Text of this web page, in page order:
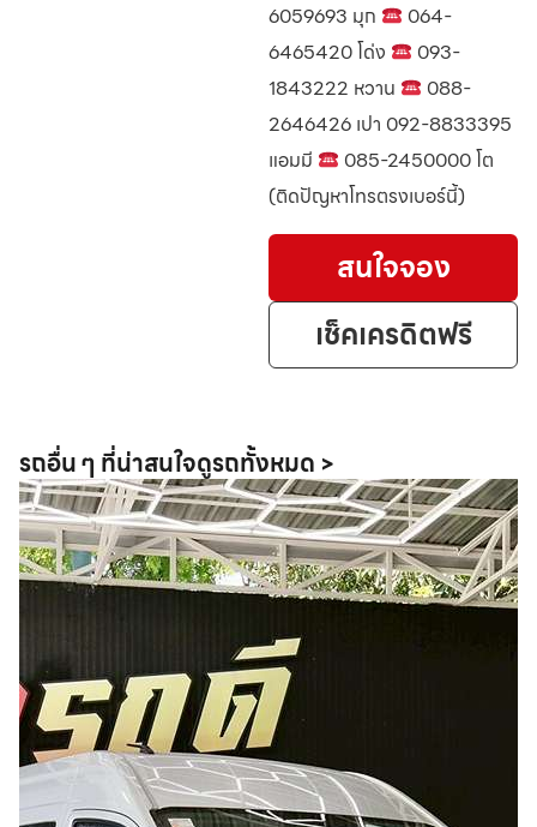
6059693 มุก
064-
6465420 โด่ง
093-
1843222 หวาน
088-
2646426 เปา 092-8833395
แอมมี
085-2450000 โต
(ติดปัญหาโทรตรงเบอร์นี้)
สนใจจอง
เช็คเครดิตฟรี
รถอื่น ๆ ที่น่าสนใจดูรถทั้งหมด >